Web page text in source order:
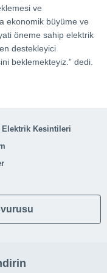
ve
ekonomik büyüme ve
öneme sahip elektrik
destekleyici
beklemekteyiz.” dedi.
Elektrik Kesintileri